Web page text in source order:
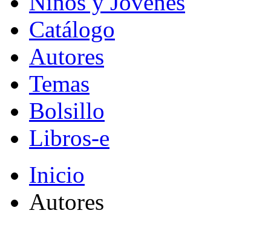
Catálogo
Autores
Temas
Bolsillo
Libros-e
Inicio
Autores